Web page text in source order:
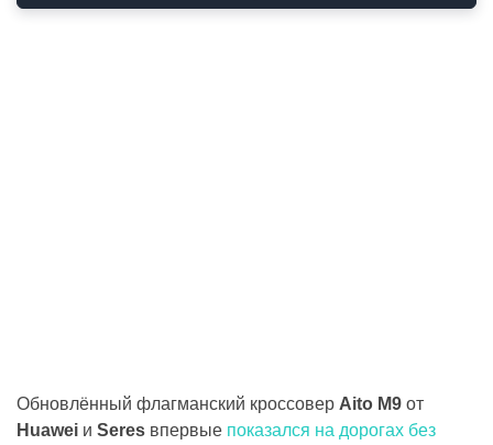
Обновлённый флагманский кроссовер Aito M9 от
Huawei и Seres впервые показался на дорогах без